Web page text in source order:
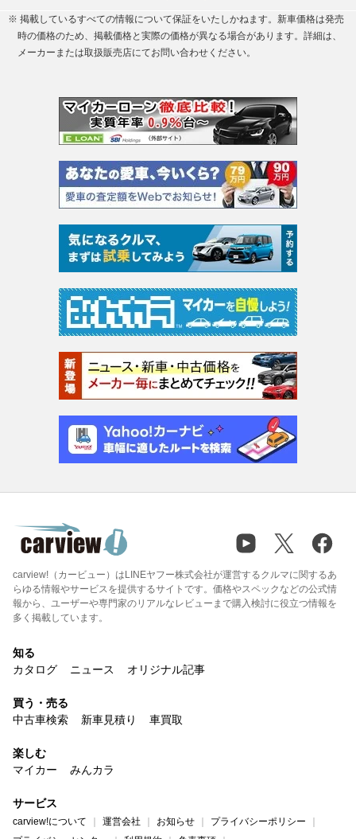
※ 掲載しているすべての情報について保証をいたしかねます。新車価格は発売
時の価格のため、掲載価格と実際の価格が異なる場合があります。詳細は、
メーカーまたは取扱販売店にてお問い合わせください。
carview!（カービュー）はLINEヤフー株式会社が運営するクルマに関するあ
らゆる情報やサービスを提供するサイトです。価格やスペックなどの公式情
報から、ユーザーや専門家のリアルなレビューまで購入検討に役立つ情報を
多く掲載しています。
知る
カタログ
ニュース オリジナル記事
買う・売る
中古車検索
新車見積り 車買取
楽しむ
マイカー
みんカラ
サービス
carview!について 運営会社 お知らせ
プライバシーポリシー